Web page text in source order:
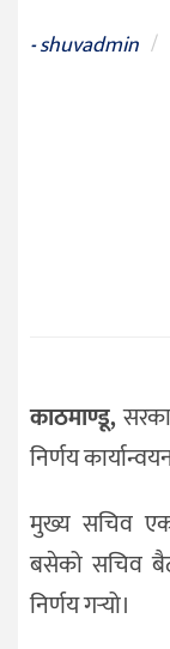
संस्कृति
-shuvadmin /
काठमाण्डू,
निर्णय
मुख्य सचिव
बसेको सचिव
निर्णय गर्‍यो।